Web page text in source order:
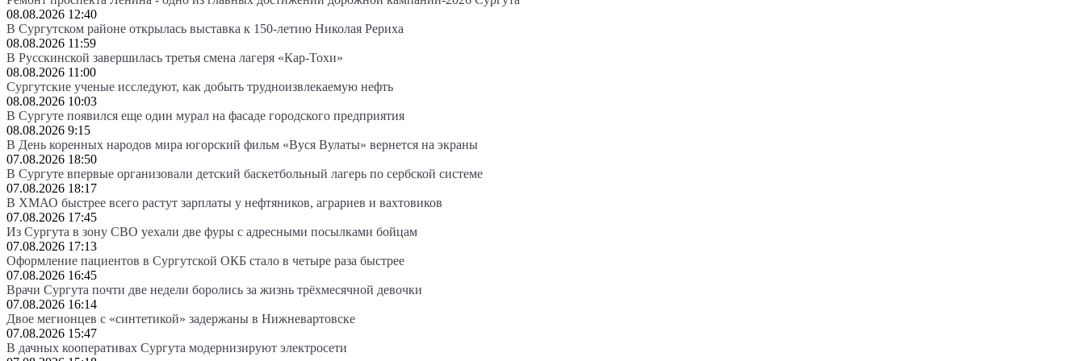
08.08.2026 12:40
В Сургутском районе открылась выставка к 150-летию Николая Рериха
08.08.2026 11:59
В Русскинской завершилась третья смена лагеря «Кар-Тохи»
08.08.2026 11:00
Сургутские ученые исследуют, как добыть трудноизвлекаемую нефть
08.08.2026 10:03
В Сургуте появился еще один мурал на фасаде городского предприятия
08.08.2026 9:15
В День коренных народов мира югорский фильм «Вуся Вулаты» вернется на экраны
07.08.2026 18:50
В Сургуте впервые организовали детский баскетбольный лагерь по сербской системе
07.08.2026 18:17
В ХМАО быстрее всего растут зарплаты у нефтяников, аграриев и вахтовиков
07.08.2026 17:45
Из Сургута в зону СВО уехали две фуры с адресными посылками бойцам
07.08.2026 17:13
Оформление пациентов в Сургутской ОКБ стало в четыре раза быстрее
07.08.2026 16:45
Врачи Сургута почти две недели боролись за жизнь трёхмесячной девочки
07.08.2026 16:14
Двое мегионцев с «синтетикой» задержаны в Нижневартовске
07.08.2026 15:47
В дачных кооперативах Сургута модернизируют электросети